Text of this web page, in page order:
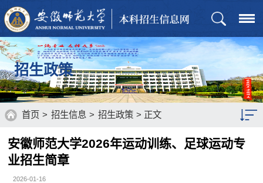
招生政策
首页 > 招生信息 > 招生政策 > 正文
招生章程
安徽师范大学2026年运动训练、足球运动专
业招生简章
2026-01-16